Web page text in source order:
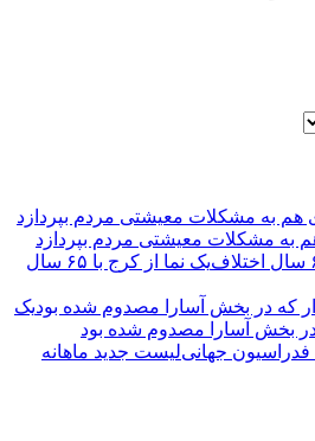
به مشکلات معیشتی مردم بپردازد
یک نما از کرج با ۶۵ سال
یک
بخش آسارا مصدوم شده بود
لیست جدید ماهانه